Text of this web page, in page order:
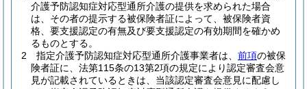
介護予防認知症対応型通所介護の提供を求められた場合
は、その者の提示する被保険者証によって、被保険者資
格、要支援認定の有無及び要支援認定の有効期間を確かめ
るものとする。
2
指定介護予防認知症対応型通所介護事業者は、 前項の被保
険者証に、法第115条の13第2項の規定により認定審査会意
見が記載されているときは、当該認定審査会意見に配慮し